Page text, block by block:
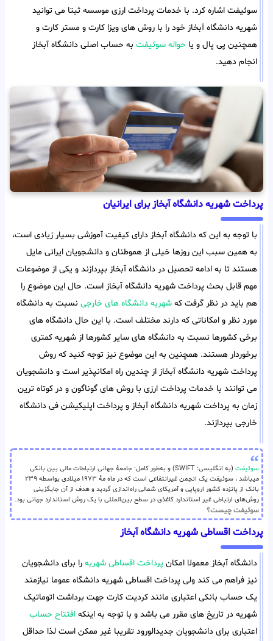
سوئیفت اشاره کرد. با خدمات پرداخت ارزی موسسه ثبتا می توانید
شهریه دانشگاه آبخاز خود را با روش های ویزا کارت و مستر کارت و
همچنین پی پال و یا حواله سوئیفت به حساب اصلی دانشگاه آبخاز
انجام دهید.
پرداخت شهریه دانشگاه آبخاز برای ایرانیان
با توجه به این که دانشگاه آبخاز دارای کیفیت آموزشی بسیار زیادی است،
به همین سبب این روزها خیلی از هموطنان و دانشجویان ایرانی مایل
هستند تا به ادامه تحصیل در دانشگاه آبخاز بپردازند و یکی از موضوعات
مهم قابل بحث پرداخت شهریه دانشگاه آبخاز است. حال این موضوع را
هم باید در نظر گرفت که شهریه دانشگاه های خارجی نسبت به دانشگاه
مورد نظر و امکاناتی که دارند مختلف است. با این حال دانشگاه های
برخی کشورها نسبت به دانشگاه های سایر کشورها از شهریه کمتری
برخوردار هستند. همچنین به این موضوع نیز توجه کنید که روش
پرداخت شهریه دانشگاه آبخاز از چندین راه امکانپذیر است و دانشجویان
می توانند با خدمات پرداخت ارزی با روش های گوناگون و در کوتاه ترین
زمان به پرداخت شهریه دانشگاه آبخاز و پرداخت اپلیکیشن فی دانشگاه
خارجی بپردازند.
سوئیفت
(به انگلیسی: SWIFT) و به‌طور کامل: جامعهٔ جهانی ارتباطات مالی بین بانکی
میباشد ، سوئیفت یک انجمن غیرانتفاعی است که در ماه مهٔ ۱۹۷۳ میلادی بواسطه ۲۳۹
بانک از پانزده کشور اروپایی و آمریکای شمالی راه‌اندازی گردید و هدف از آن جایگزینی
روش‌های ارتباطی غیر استاندارد کاغذی در سطح بین‌المللی با یک روش استاندارد جهانی بود.
سوئیفت چیست؟
پرداخت اقساطی شهریه دانشگاه آبخاز
دانشگاه آبخاز معمولا امکان پرداخت اقساطی شهریه را برای دانشجویان
نیز فراهم می کند ولی پرداخت اقساطی شهریه دانشگاه عموما نیازمند
یک حساب بانکی اعتباری مانند کردیت کارت جهت برداشت اتوماتیک
شهریه در تاریخ های مقرر می باشد و با توجه به اینکه افتتاح حساب
اعتباری برای دانشجویان جدیدالورود تقریبا غیر ممکن است لذا حداقل